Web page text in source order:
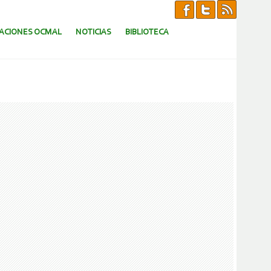
OCMAL NOTICIAS BIBLIOTECA